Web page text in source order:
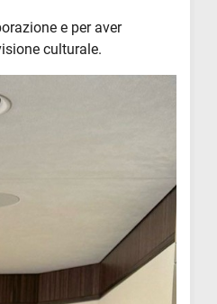
e per aver
culturale.